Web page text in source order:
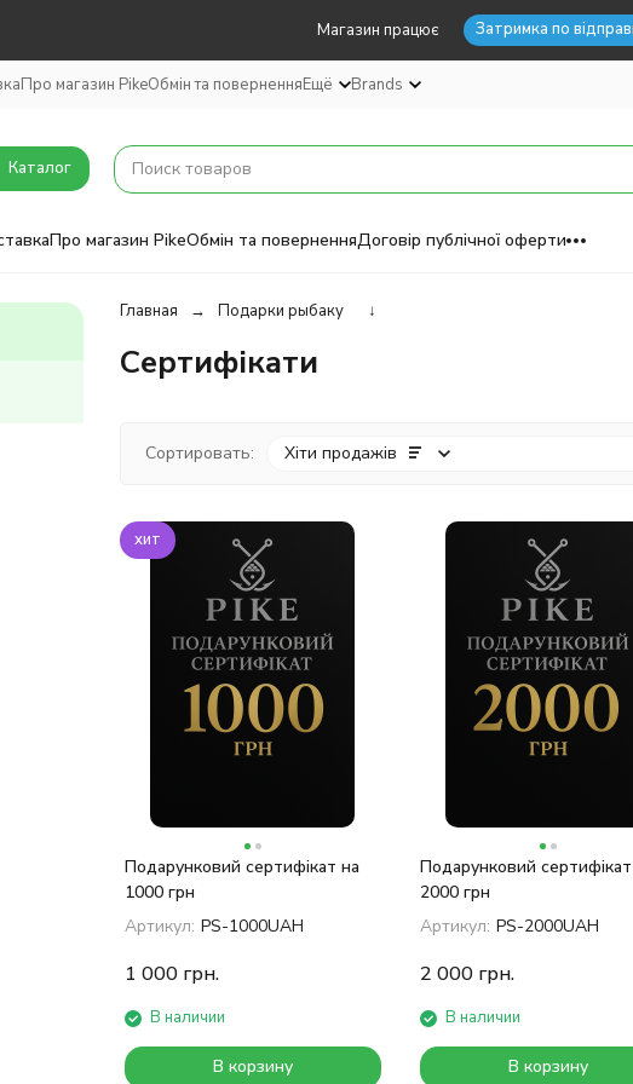
Магазин працює Затримка по
Про магазин PikeОбмін та поверненняЕщё Brands
Каталог
Про магазин PikeОбмін та поверненняДоговір публічної оферти
Главная Подарки рыбаку ↓
Cертифікати
Сортировать: Хіти продажів
хит
Подарунковий сертифікат на
1000 грн
Артикул: PS-1000UAH
1 000 грн.
В наличии
В корзину
Подарунковий
2000 грн
Артикул: PS-2000UAH
2 000 грн.
В наличии
В корзину